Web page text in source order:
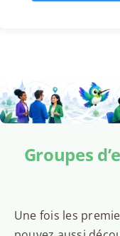
Groupes
Une fois les